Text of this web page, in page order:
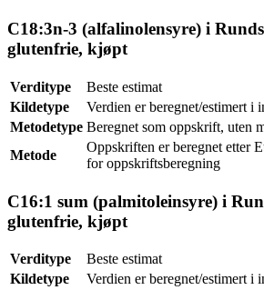
C18:3n-3 (alfalinolensyre) i
glutenfrie, kjøpt
Verditype
Beste estimat
Kildetype
Verdien er beregnet/estimert i
Metodetype Beregnet som oppskrift, uten
Metode
Oppskriften er beregnet etter
for oppskriftsberegning
C16:1 sum (palmitoleinsyre) i
glutenfrie, kjøpt
Verditype
Beste estimat
Kildetype
Verdien er beregnet/estimert i